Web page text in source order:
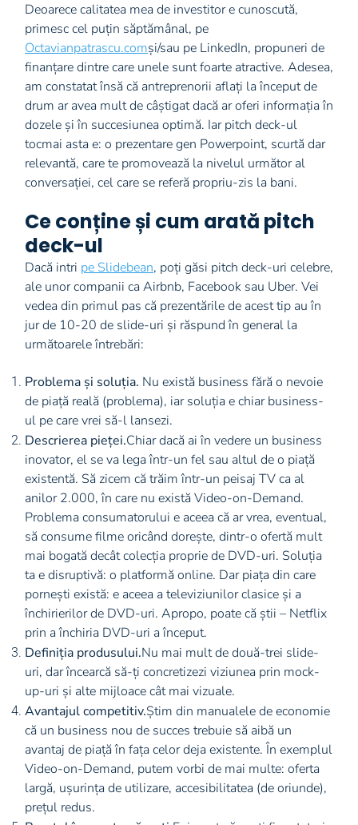
Deoarece calitatea mea de investitor e cunoscută,
primesc cel puțin săptămânal, pe
Octavianpatrascu.comși/sau pe LinkedIn, propuneri de
finanțare dintre care unele sunt foarte atractive. Adesea,
am constatat însă că antreprenorii aflați la început de
drum ar avea mult de câștigat dacă ar oferi informația în
dozele și în succesiunea optimă. Iar pitch deck-ul
tocmai asta e: o prezentare gen Powerpoint, scurtă dar
relevantă, care te promovează la nivelul următor al
conversației, cel care se referă propriu-zis la bani.
Ce conține și cum arată pitch
deck-ul
Dacă intri pe Slidebean, poți găsi pitch deck-uri celebre,
ale unor companii ca Airbnb, Facebook sau Uber. Vei
vedea din primul pas că prezentările de acest tip au în
jur de 10-20 de slide-uri și răspund în general la
următoarele întrebări:
Problema și soluția. Nu există business fără o nevoie
de piață reală (problema), iar soluția e chiar business-
ul pe care vrei să-l lansezi.
Descrierea pieței.Chiar dacă ai în vedere un business
inovator, el se va lega într-un fel sau altul de o piață
existentă. Să zicem că trăim într-un peisaj TV ca al
anilor 2.000, în care nu există Video-on-Demand.
Problema consumatorului e aceea că ar vrea, eventual,
să consume filme oricând dorește, dintr-o ofertă mult
mai bogată decât colecția proprie de DVD-uri. Soluția
ta e disruptivă: o platformă online. Dar piața din care
pornești există: e aceea a televiziunilor clasice și a
închirierilor de DVD-uri. Apropo, poate că știi – Netflix
prin a închiria DVD-uri a început.
Definiția produsului.Nu mai mult de două-trei slide-
uri, dar încearcă să-ți concretizezi viziunea prin mock-
up-uri și alte mijloace cât mai vizuale.
Avantajul competitiv.Știm din manualele de economie
că un business nou de succes trebuie să aibă un
avantaj de piață în fața celor deja existente. În exemplul
Video-on-Demand, putem vorbi de mai multe: oferta
largă, ușurința de utilizare, accesibilitatea (de oriunde),
prețul redus.